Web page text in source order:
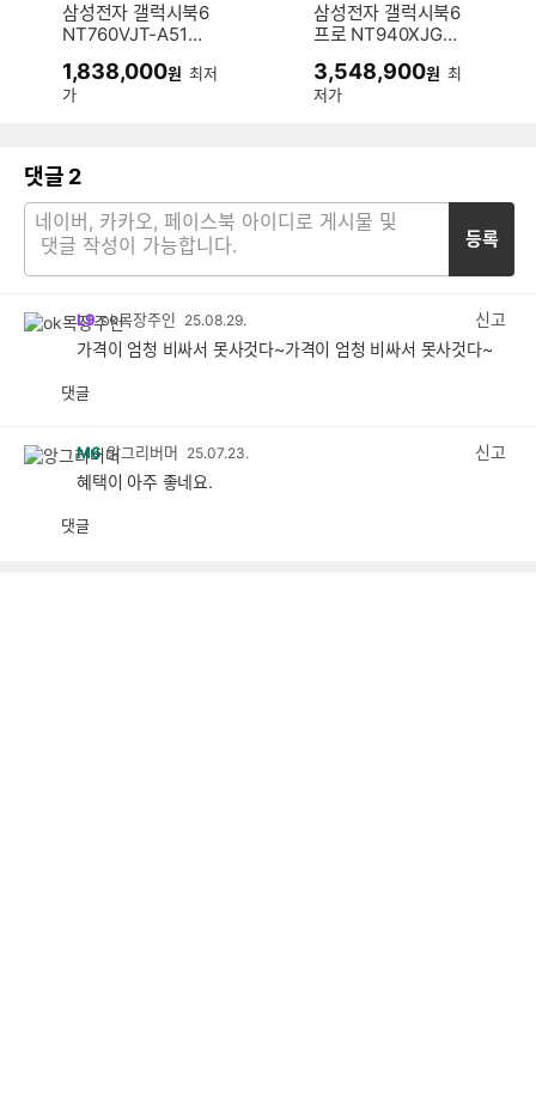
삼성전자 갤럭시북6
NT760VJT-A51A
1,838,000원 최저
가
삼성전자 갤럭시북6
프로 NT940XJG-
3,548,900원 최
저가
댓글 2
등록
L9 ok목장주인 25.08.29.
신고
가격이 엄청 비싸서 못사것다~가격이 엄청 비싸서 못사것다~
댓글
M6 앙그리버머 25.07.23.
신고
혜택이 아주 좋네요.
댓글